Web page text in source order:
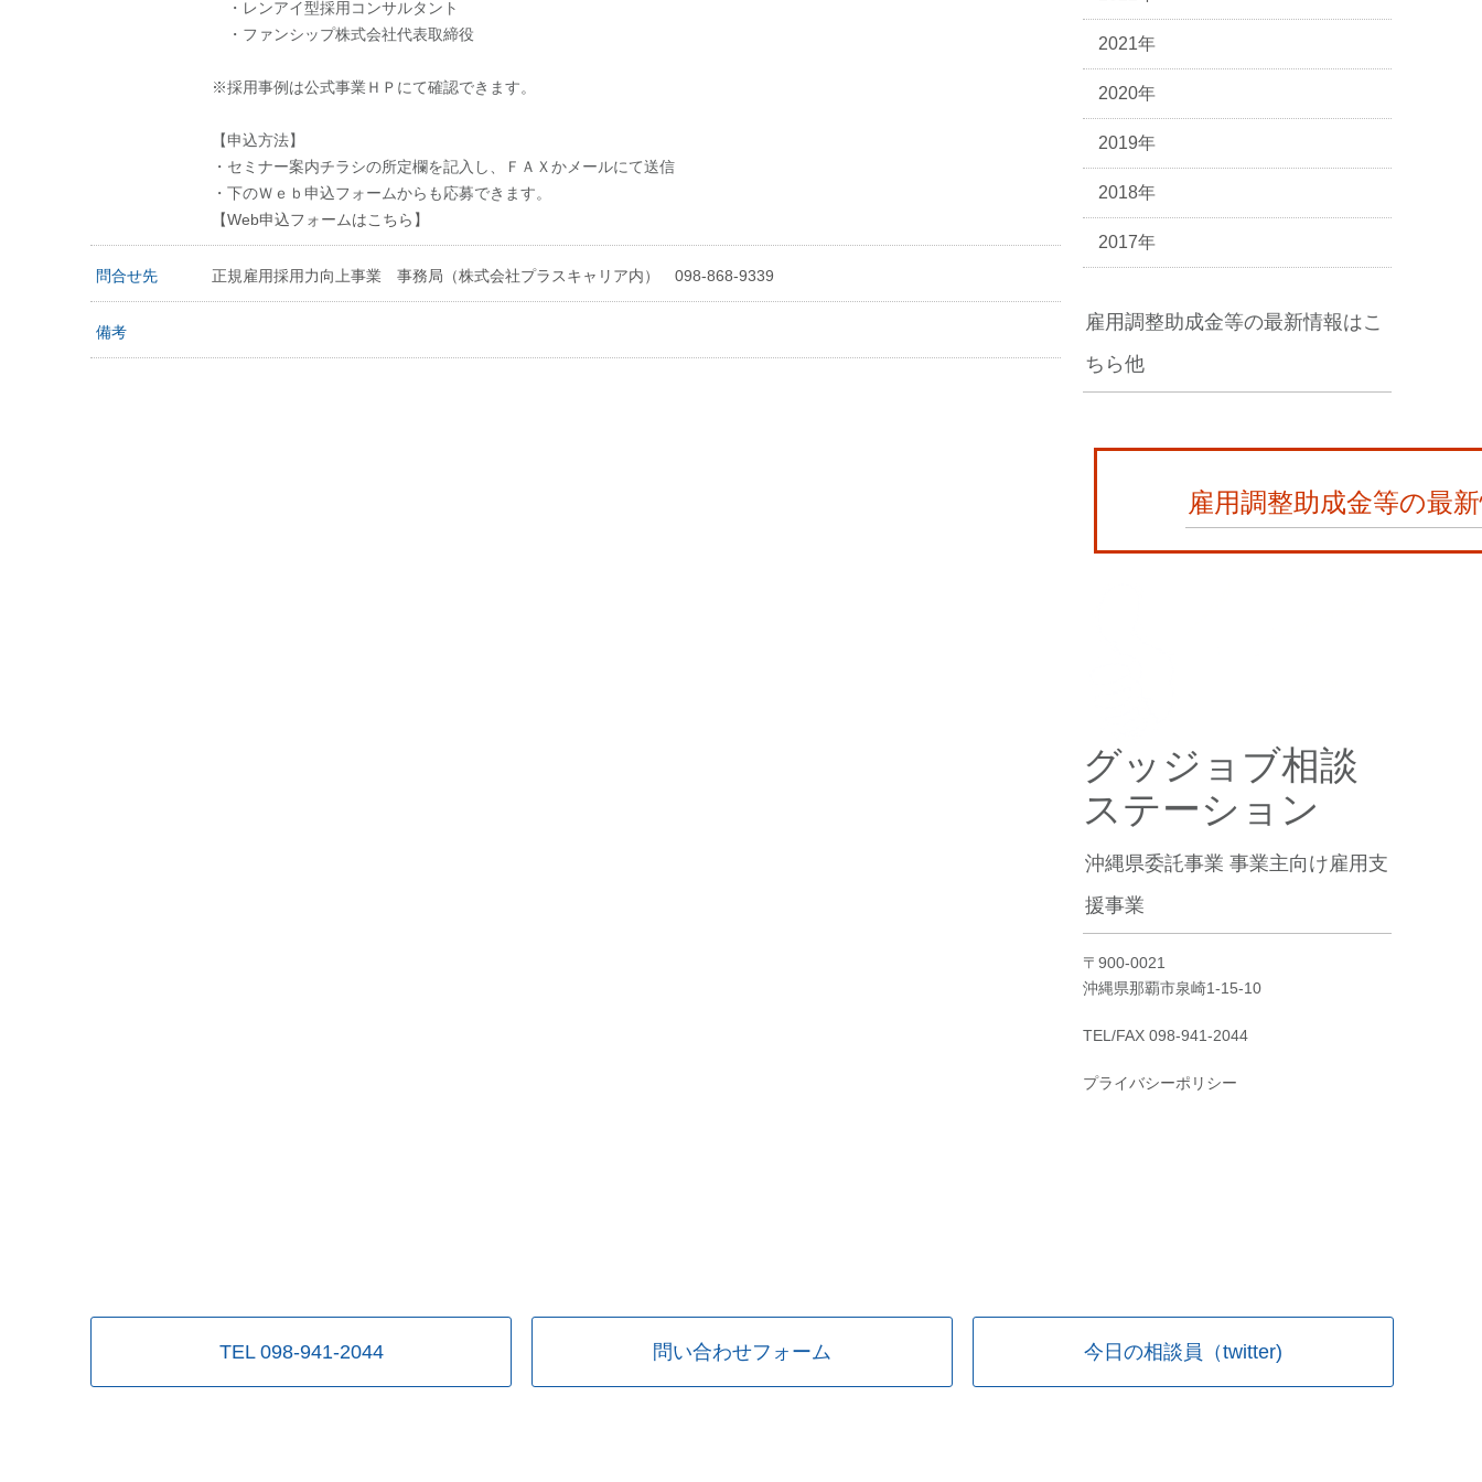
・レンアイ型採用コンサルタント
・ファンシップ株式会社代表取締役
※採用事例は公式事業ＨＰにて確認できます。
【申込方法】
・セミナー案内チラシの所定欄を記入し、ＦＡＸかメールにて送信
・下のＷｅｂ申込フォームからも応募できます。
【Web申込フォームはこちら】
問合せ先 正規雇用採用力向上事業 事務局（株式会社プラスキャリア内） 098-868-9339
備考
2021年
2020年
2019年
2018年
2017年
雇用調整助成金等の最新情報はこ
ちら他
雇用調整助成金等の最
グッジョブ相談
ステーション
沖縄県委託事業 事業主向け雇用支
援事業
〒900-0021
沖縄県那覇市泉崎1-15-10
TEL/FAX 098-941-2044
プライバシーポリシー
TEL 098-941-2044 問い合わせフォーム 今日の相談員（twitter)